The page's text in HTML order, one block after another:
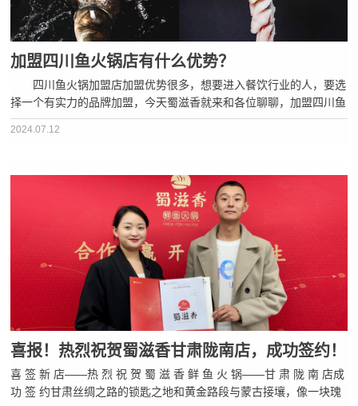
加盟四川鱼火锅店有什么优势？
四川鱼火锅加盟店加盟优势很多，想要进入餐饮行业的人，要选
择一个有实力的品牌加盟，今天蜀滋香就来和各位聊聊，加盟四川鱼
火锅的优势。 一、品牌效应显著 四川鱼火锅是中国著名美
2024.07.12
喜报！热烈祝贺蜀滋香甘肃陇南店，成功签约！
喜 签 新 店——热 烈 祝 贺 蜀 滋 香 鲜 鱼 火 锅——甘 肃 陇 南 店成
功 签 约甘肃丝绸之路的锁匙之地和黄金路段与蒙古接壤，像一块瑰